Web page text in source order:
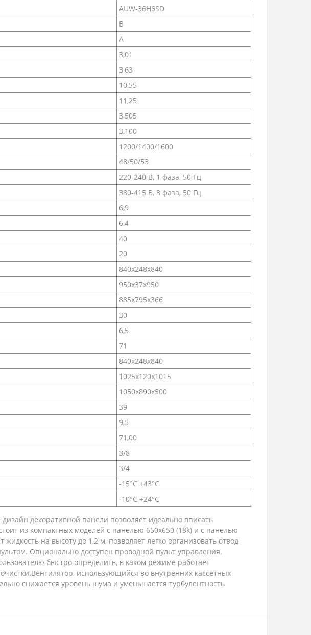
AUW-36H6SD
B
A
3,01
3,63
10,55
11,25
3,505
3,100
1200/1400/1600
48/50/53
220-240 В, 1 фаза, 50 Гц
380-415 В, 3 фаза, 50 Гц
6,9
6,4
40
20
840x248x840
950x37x950
885x795x366
30
6,5
71
840x248x840
1025x120x1015
1050x890x500
39
9,5
71,00
3/8
3/4
-15°С +43°С
-10°С +24°С
декоративной панели позволяет идеально вписать
из компактных моделей с панелью 650х650 (18k) и с панелью
на высоту до 1,2 м, позволяет легко организовать отвод
Опционально доступен проводной пульт управления.
быстро определить, в каком режиме работает
использующийся во внутренних кассетных
снижается уровень шума и уменьшается турбулентность